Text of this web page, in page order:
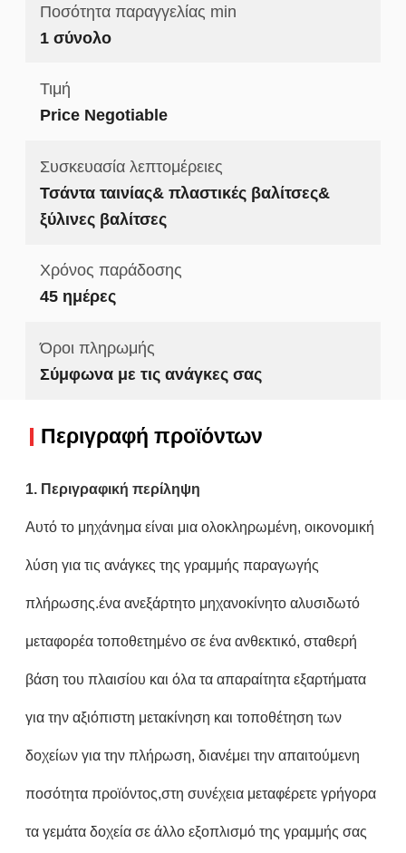
Ποσότητα παραγγελίας min
1 σύνολο
Τιμή
Price Negotiable
Συσκευασία λεπτομέρειες
Τσάντα ταινίας& πλαστικές βαλίτσες&
ξύλινες βαλίτσες
Χρόνος παράδοσης
45 ημέρες
Όροι πληρωμής
Σύμφωνα με τις ανάγκες σας
Περιγραφή προϊόντων
1. Περιγραφική περίληψη
Αυτό το μηχάνημα είναι μια ολοκληρωμένη, οικονομική
λύση για τις ανάγκες της γραμμής παραγωγής
πλήρωσης.ένα ανεξάρτητο μηχανοκίνητο αλυσιδωτό
μεταφορέα τοποθετημένο σε ένα ανθεκτικό, σταθερή
βάση του πλαισίου και όλα τα απαραίτητα εξαρτήματα
για την αξιόπιστη μετακίνηση και τοποθέτηση των
δοχείων για την πλήρωση, διανέμει την απαιτούμενη
ποσότητα προϊόντος,στη συνέχεια μεταφέρετε γρήγορα
τα γεμάτα δοχεία σε άλλο εξοπλισμό της γραμμής σας